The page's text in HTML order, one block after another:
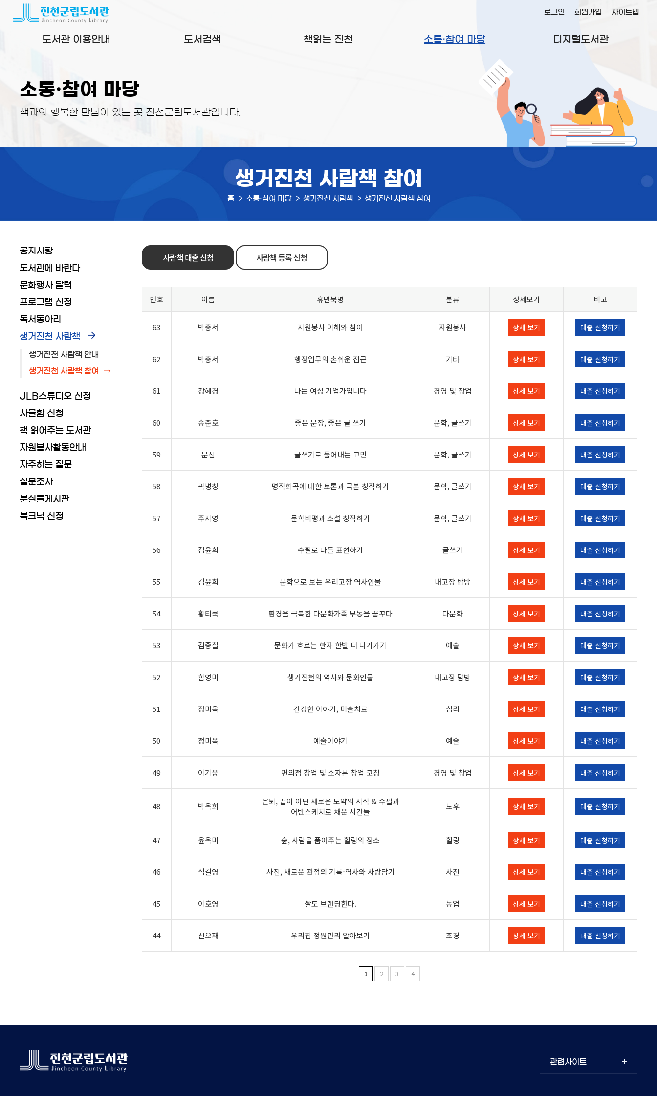
도서관 이용안내 도서검색 책읽는 진천 소통·참여 마당 디지털도서관
로그인 회원가입 사이트맵
소통·참여 마당
책과의 행복한 만남이 있는 곳 진천군립도서관입니다.
생거진천 사람책 참여
홈 소통·참여 마당 생거진천 사람책 생거진천 사람책 참여
공지사항
도서관에 바란다
문화행사 달력
프로그램 신청
독서동아리
생거진천 사람책
생거진천 사람책 안내
생거진천 사람책 참여
JLB스튜디오 신청
사물함 신청
책 읽어주는 도서관
자원봉사활동안내
자주하는 질문
설문조사
분실물게시판
북크닉 신청
사람책 대출 신청 사람책 등록 신청
번호 이름 휴면북명 분류 상세보기 비고
63 박충서 지원봉사 이해와 참여 자원봉사 상세 보기 대출 신청하기
62 박충서 행정업무의 손쉬운 접근 기타 상세 보기 대출 신청하기
61 강혜경 나는 여성 기업가입니다 경영 및 창업 상세 보기 대출 신청하기
60 송준호 좋은 문장, 좋은 글 쓰기 문학, 글쓰기 상세 보기 대출 신청하기
59 문신 글쓰기로 풀어내는 고민 문학, 글쓰기 상세 보기 대출 신청하기
58 곽병창 명작희곡에 대한 토론과 극본 창작하기 문학, 글쓰기 상세 보기 대출 신청하기
57 주지영 문학비평과 소설 창작하기 문학, 글쓰기 상세 보기 대출 신청하기
56 김윤희 수필로 나를 표현하기 글쓰기 상세 보기 대출 신청하기
55 김윤희 문학으로 보는 우리고장 역사인물 내고장 탐방 상세 보기 대출 신청하기
54 황티쿡 환경을 극복한 다문화가족 부농을 꿈꾸다 다문화 상세 보기 대출 신청하기
53 김종칠 문화가 흐르는 한자 한발 더 다가가기 예술 상세 보기 대출 신청하기
52 함영미 생거진천의 역사와 문화인물 내고장 탐방 상세 보기 대출 신청하기
51 정미옥 건강한 이야기, 미술치료 심리 상세 보기 대출 신청하기
50 정미옥 예술이야기 예술 상세 보기 대출 신청하기
49 이기웅 편의점 창업 및 소자본 창업 코칭 경영 및 창업 상세 보기 대출 신청하기
48 박옥희
은퇴, 끝이 아닌 새로운 도약의 시작 & 수필과
어반스케치로 채운 시간들
노후 상세 보기 대출 신청하기
47 윤옥미 숲, 사람을 품어주는 힐링의 장소 힐링 상세 보기 대출 신청하기
46 석길영 사진, 새로운 관점의 기록-역사와 사랑담기 사진 상세 보기 대출 신청하기
45 이호영 쌀도 브랜딩한다. 농업 상세 보기 대출 신청하기
44 신오재 우리집 정원관리 알아보기 조경 상세 보기 대출 신청하기
1 2 3 4
관련사이트